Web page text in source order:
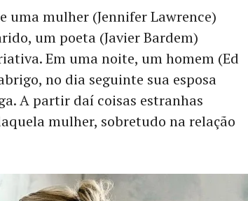
uma mulher (Jennifer Lawrence)
um poeta (Javier Bardem)
Em uma noite, um homem (Ed
no dia seguinte sua esposa
A partir daí coisas estranhas
mulher, sobretudo na relação